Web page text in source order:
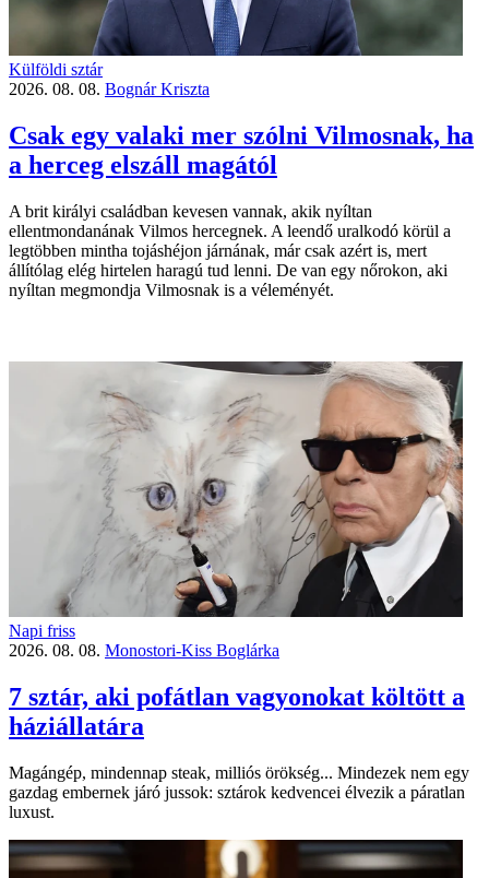
Külföldi sztár
2026. 08. 08. Bognár Kriszta
Csak egy valaki mer szólni Vilmosnak, ha
a herceg elszáll magától
A brit királyi családban kevesen vannak, akik nyíltan
ellentmondanának Vilmos hercegnek. A leendő uralkodó körül a
legtöbben mintha tojáshéjon járnának, már csak azért is, mert
állítólag elég hirtelen haragú tud lenni. De van egy nőrokon, aki
nyíltan megmondja Vilmosnak is a véleményét.
Napi friss
2026. 08. 08. Monostori-Kiss Boglárka
7 sztár, aki pofátlan vagyonokat költött a
háziállatára
Magángép, mindennap steak, milliós örökség... Mindezek nem egy
gazdag embernek járó jussok: sztárok kedvencei élvezik a páratlan
luxust.